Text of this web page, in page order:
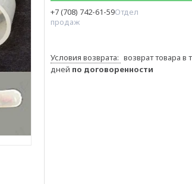
+7 (708) 742-61-59Отдел
продаж
возврат товара в
дней по договоренности